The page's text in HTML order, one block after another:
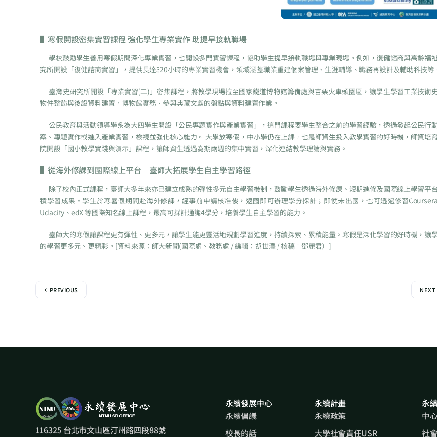
▌ 寒假開設密集實習課程 強化學生專業實作 助提早接軌職場
學校鼓勵學生善用寒假期間深化專業實習，也開設多門實習課程，協助學生提早接軌職場與專業現場。例如，復健諮商與高齡福
究所開設「復健諮商實習」，提供長達320小時的專業實習機會，領域涵蓋職業重建個案管理、生涯輔導、職務再設計及輔助科技等
臺灣史研究所開設「專業實習(二)」密集課程，將教學現場拉至國家鐵道博物館籌備處與苗栗火車頭園區，讓學生學習工業技術
物件整飭與後設資料建置、博物館實務、參與典藏文獻的盤點與資料建置作業。
公民教育與活動領導學系為大四學生開設「公民專題實作與產業實習」，這門課程要學生整合之前的學習經驗，透過發起公民行
案、專題實作或進入產業實習，檢視並強化核心能力。 大學放寒假，中小學仍在上課，也是師資生投入教學實習的好時機，師資培
院開設「國小教學實踐與演示」課程，讓師資生透過為期兩週的集中實習，深化連結教學理論與實務。
▌ 從海外修課到國際線上平台 臺師大拓展學生自主學習路徑
除了校內正式課程，臺師大多年來亦已建立成熟的彈性多元自主學習機制，鼓勵學生透過海外修課、短期進修及國際線上學習平
積學習成果。學生於寒暑假期間赴海外修課，經事前申請核准後，返國即可辦理學分採計；即使未出國，也可透過修習Coursera
Udacity、edX 等國際知名線上課程，最高可採計通識4學分，培養學生自主學習的能力。
臺師大的寒假讓課程更有彈性、更多元，讓學生能更靈活地規劃學習進度，持續探索、累積能量。寒假是深化學習的好時機，讓
的學習更多元、更精彩。[資料來源：師大新聞(國際處、教務處 / 編輯：胡世澤 / 核稿：鄧麗君）]
PREVIOUS NEXT
116325 台北市文山區汀州路四段88號
永續發展中心
永續倡議
校長的話
永續計畫
永續政策
大學社會責任USR
永
中
社